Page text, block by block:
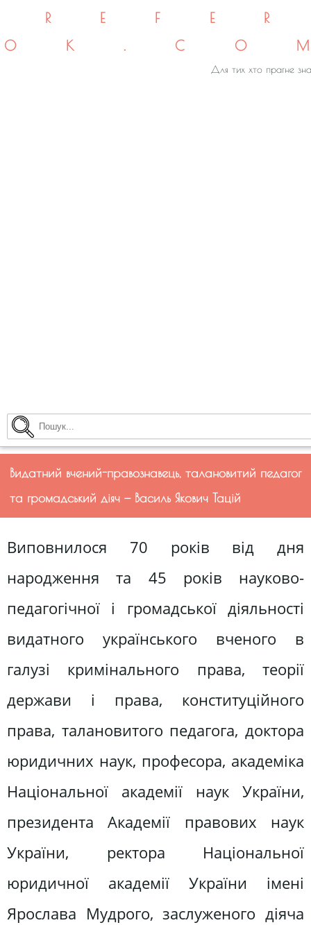
Для тих хто прагне
Видатний вчений-правознавець, талановитий педагог
та громадський діяч — Василь Якович Тацій
Виповнилося 70 років від дня
народження та 45 років науково-
педагогічної і громадської діяльності
видатного українського вченого в
галузі кримінального права, теорії
держави і права, конституційного
права, талановитого педагога, доктора
юридичних наук, професора, академіка
Національної академії наук України,
президента Академії правових наук
України, ректора Національної
юридичної академії України імені
Ярослава Мудрого, заслуженого діяча